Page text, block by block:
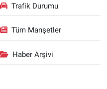
Trafik Durumu
Tüm Manşetler
Haber Arşivi